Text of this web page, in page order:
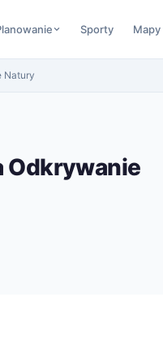
Sporty Mapy
Natury
Odkrywanie